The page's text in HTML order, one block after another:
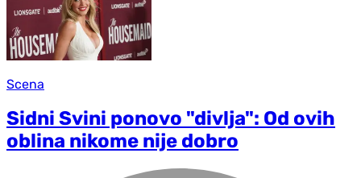
Scena
Sidni Svini ponovo "divlja": Od ovih
oblina nikome nije dobro